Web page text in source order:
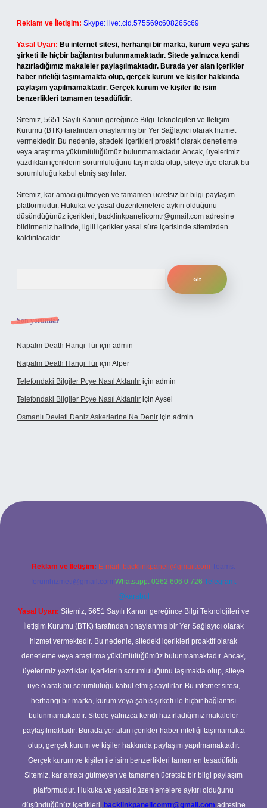
Reklam ve İletişim: Skype: live:.cid.575569c608265c69
Yasal Uyarı: Bu internet sitesi, herhangi bir marka, kurum veya şahıs
şirketi ile hiçbir bağlantısı bulunmamaktadır. Sitede yalnızca kendi
hazırladığımız makaleler paylaşılmaktadır. Burada yer alan içerikler
haber niteliği taşımamakta olup, gerçek kurum ve kişiler hakkında
paylaşım yapılmamaktadır. Gerçek kurum ve kişiler ile isim
benzerlikleri tamamen tesadüfidir.
Sitemiz, 5651 Sayılı Kanun gereğince Bilgi Teknolojileri ve İletişim
Kurumu (BTK) tarafından onaylanmış bir Yer Sağlayıcı olarak hizmet
vermektedir. Bu nedenle, sitedeki içerikleri proaktif olarak denetleme
veya araştırma yükümlülüğümüz bulunmamaktadır. Ancak, üyelerimiz
yazdıkları içeriklerin sorumluluğunu taşımakta olup, siteye üye olarak bu
sorumluluğu kabul etmiş sayılırlar.
Sitemiz, kar amacı gütmeyen ve tamamen ücretsiz bir bilgi paylaşım
platformudur. Hukuka ve yasal düzenlemelere aykırı olduğunu
düşündüğünüz içerikleri, backlinkpanelicomtr@gmail.com adresine
bildirmeniz halinde, ilgili içerikler yasal süre içerisinde sitemizden
kaldırılacaktır.
Son yorumlar
Napalm Death Hangi Tür için admin
Napalm Death Hangi Tür için Alper
Telefondaki Bilgiler Pcye Nasıl Aktarılır için admin
Telefondaki Bilgiler Pcye Nasıl Aktarılır için Aysel
Osmanlı Devleti Deniz Askerlerine Ne Denir için admin
giriş
Reklam ve İletişim: E-mail: backlinkpaneli@gmail.com Teams:
forumhizmeti@gmail.com Whatsapp: 0262 606 0 726 Telegram:
@karabul
Yasal Uyarı: Sitemiz, 5651 Sayılı Kanun gereğince Bilgi Teknolojileri ve
İletişim Kurumu (BTK) tarafından onaylanmış bir Yer Sağlayıcı olarak
hizmet vermektedir. Bu nedenle, sitedeki içerikleri proaktif olarak
denetleme veya araştırma yükümlülüğümüz bulunmamaktadır. Ancak,
üyelerimiz yazdıkları içeriklerin sorumluluğunu taşımakta olup, siteye
üye olarak bu sorumluluğu kabul etmiş sayılırlar. Bu internet sitesi,
herhangi bir marka, kurum veya şahıs şirketi ile hiçbir bağlantısı
bulunmamaktadır. Sitede yalnızca kendi hazırladığımız makaleler
paylaşılmaktadır. Burada yer alan içerikler haber niteliği taşımamakta
olup, gerçek kurum ve kişiler hakkında paylaşım yapılmamaktadır.
Gerçek kurum ve kişiler ile isim benzerlikleri tamamen tesadüfidir.
Sitemiz, kar amacı gütmeyen ve tamamen ücretsiz bir bilgi paylaşım
platformudur. Hukuka ve yasal düzenlemelere aykırı olduğunu
düşündüğünüz içerikleri, backlinkpanelicomtr@gmail.com adresine